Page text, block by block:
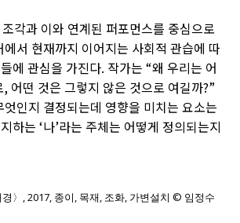
각과 이와 연계된 퍼포먼스를 중심으로
서 현재까지 이어지는 사회적 관습에 따
에 관심을 가진다. 작가는 “왜 우리는 어
어떤 것은 그렇지 않은 것으로 여길까?”
인지 결정되는데 영향을 미치는 요소는
하는 ‘나’라는 주체는 어떻게 정의되는지
〉, 2017, 종이, 목재, 조화, 가변설치 © 임정수